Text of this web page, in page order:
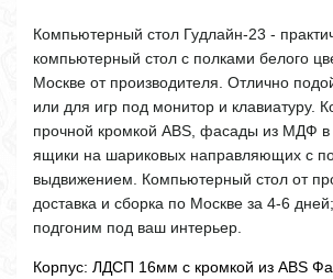
Компьютерный стол Гудлайн-23 -
компьютерный стол с полками белого
Москве от производителя. Отлично
или для игр под монитор и клавиатуру.
прочной кромкой ABS, фасады из МДФ в
ящики на шариковых направляющих с
выдвижением. Компьютерный стол от
доставка и сборка по Москве за 4-6
подгоним под ваш интерьер.
Корпус: ЛДСП 16мм с кромкой из ABS